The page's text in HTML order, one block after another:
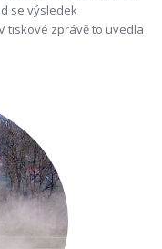
se výsledek
tiskové zprávě to uvedla